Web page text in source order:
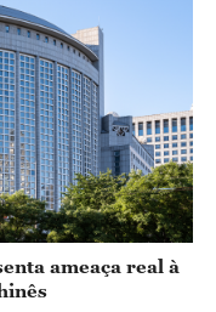
ameaça real à